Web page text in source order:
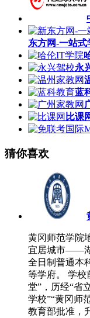
东方网-一站
永
蓝
比课
猜你喜欢
黄冈师范学院
宜居城市——
全日制普通本
等学府。 学校
堂”，历经“省
学校”“黄冈师
教育部批准，